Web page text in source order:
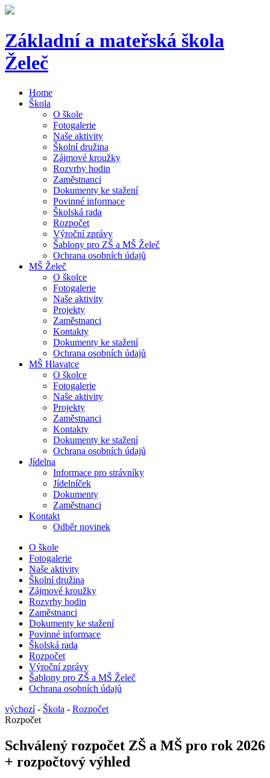
Základní a mateřská škola
Želeč
Home
Škola
O škole
Fotogalerie
Naše aktivity
Školní družina
Zájmové kroužky
Rozvrhy hodin
Zaměstnanci
Dokumenty ke stažení
Povinné informace
Školská rada
Rozpočet
Výroční zprávy
Šablony pro ZŠ a MŠ Želeč
Ochrana osobních údajů
MŠ Želeč
O školce
Fotogalerie
Naše aktivity
Projekty
Zaměstnanci
Kontakty
Dokumenty ke stažení
Ochrana osobních údajů
MŠ Hlavatce
O školce
Fotogalerie
Naše aktivity
Projekty
Zaměstnanci
Kontakty
Dokumenty ke stažení
Ochrana osobních údajů
Jídelna
Informace pro strávníky
Jídelníček
Dokumenty
Zaměstnanci
Kontakt
Odběr novinek
O škole
Fotogalerie
Naše aktivity
Školní družina
Zájmové kroužky
Rozvrhy hodin
Zaměstnanci
Dokumenty ke stažení
Povinné informace
Školská rada
Rozpočet
Výroční zprávy
Šablony pro ZŠ a MŠ Želeč
Ochrana osobních údajů
výchozí- Škola - Rozpočet
Rozpočet
Schválený rozpočet ZŠ a MŠ pro rok 2026
+ rozpočtový výhled